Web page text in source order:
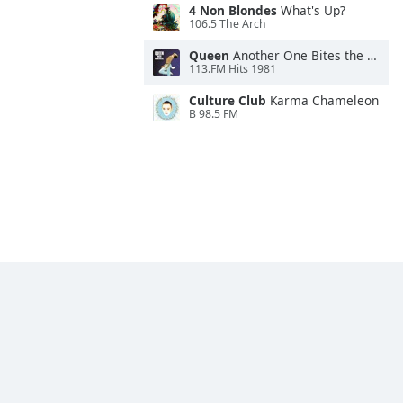
4 Non Blondes What's Up?
106.5 The Arch
Queen Another One Bites the Dust
113.FM Hits 1981
Culture Club Karma Chameleon
B 98.5 FM